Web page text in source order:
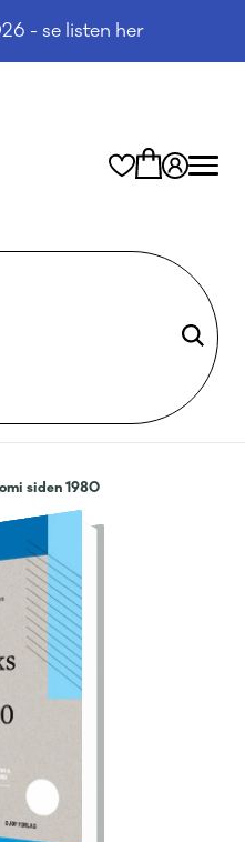
- se listen her
siden 1980